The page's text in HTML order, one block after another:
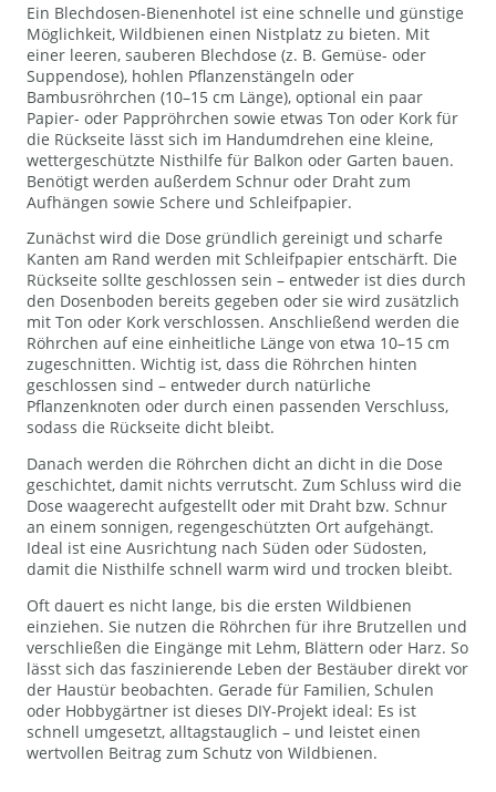
Ein Blechdosen-Bienenhotel ist eine schnelle und günstige
Möglichkeit, Wildbienen einen Nistplatz zu bieten. Mit
einer leeren, sauberen Blechdose (z. B. Gemüse- oder
Suppendose), hohlen Pflanzenstängeln oder
Bambusröhrchen (10–15 cm Länge), optional ein paar
Papier- oder Pappröhrchen sowie etwas Ton oder Kork für
die Rückseite lässt sich im Handumdrehen eine kleine,
wettergeschützte Nisthilfe für Balkon oder Garten bauen.
Benötigt werden außerdem Schnur oder Draht zum
Aufhängen sowie Schere und Schleifpapier.
Zunächst wird die Dose gründlich gereinigt und scharfe
Kanten am Rand werden mit Schleifpapier entschärft. Die
Rückseite sollte geschlossen sein – entweder ist dies durch
den Dosenboden bereits gegeben oder sie wird zusätzlich
mit Ton oder Kork verschlossen. Anschließend werden die
Röhrchen auf eine einheitliche Länge von etwa 10–15 cm
zugeschnitten. Wichtig ist, dass die Röhrchen hinten
geschlossen sind – entweder durch natürliche
Pflanzenknoten oder durch einen passenden Verschluss,
sodass die Rückseite dicht bleibt.
Danach werden die Röhrchen dicht an dicht in die Dose
geschichtet, damit nichts verrutscht. Zum Schluss wird die
Dose waagerecht aufgestellt oder mit Draht bzw. Schnur
an einem sonnigen, regengeschützten Ort aufgehängt.
Ideal ist eine Ausrichtung nach Süden oder Südosten,
damit die Nisthilfe schnell warm wird und trocken bleibt.
Oft dauert es nicht lange, bis die ersten Wildbienen
einziehen. Sie nutzen die Röhrchen für ihre Brutzellen und
verschließen die Eingänge mit Lehm, Blättern oder Harz. So
lässt sich das faszinierende Leben der Bestäuber direkt vor
der Haustür beobachten. Gerade für Familien, Schulen
oder Hobbygärtner ist dieses DIY-Projekt ideal: Es ist
schnell umgesetzt, alltagstauglich – und leistet einen
wertvollen Beitrag zum Schutz von Wildbienen.